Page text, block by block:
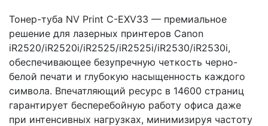
Тонер-туба NV Print C-EXV33 — премиальное
решение для лазерных принтеров Canon
iR2520/iR2520i/iR2525/iR2525i/iR2530/iR2530i,
обеспечивающее безупречную четкость черно-
белой печати и глубокую насыщенность каждого
символа. Впечатляющий ресурс в 14600 страниц
гарантирует бесперебойную работу офиса даже
при интенсивных нагрузках, минимизируя частоту